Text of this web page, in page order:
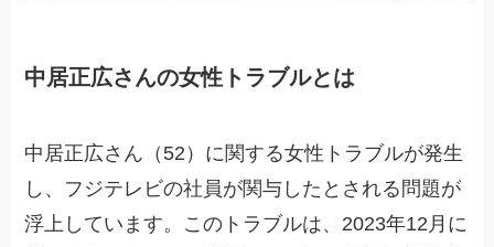
中居正広さんの女性トラブルとは
中居正広さん（52）に関する女性トラブルが発生
し、フジテレビの社員が関与したとされる問題が
浮上しています。このトラブルは、2023年12月に